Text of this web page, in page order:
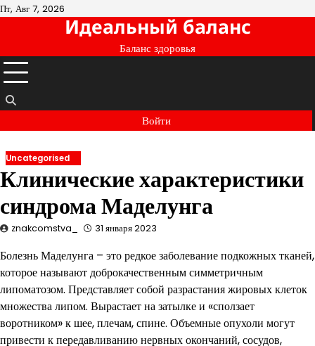
Перейти
Пт, Авг 7, 2026
Идеальный баланс
Баланс здоровья
Войти
Uncategorised
Клинические характеристики
синдрома Маделунга
znakcomstva_ 31 января 2023
Болезнь Маделунга – это редкое заболевание подкожных тканей,
которое называют доброкачественным симметричным
липоматозом. Представляет собой разрастания жировых клеток
множества липом. Вырастает на затылке и «сползает
воротником» к шее, плечам, спине. Объемные опухоли могут
привести к передавливанию нервных окончаний, сосудов,